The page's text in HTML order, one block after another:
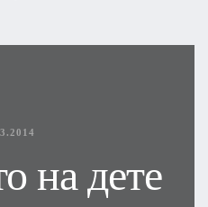
на дете